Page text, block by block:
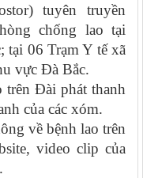
tuyên truyền
chống lao tại
tại 06 Trạm Y tế xã
vực Đà Bắc.
trên Đài phát thanh
của các xóm.
về bệnh lao trên
video clip của